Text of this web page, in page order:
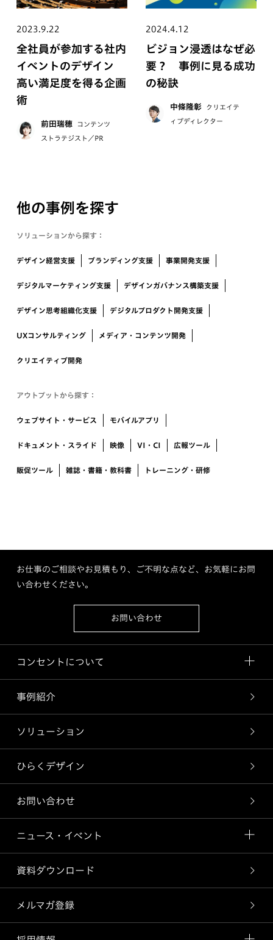
2023.9.22
全社員が参加する社内
イベントのデザイン
高い満足度を得る企画
術
前田瑞穂 コンテンツ
ストラテジスト／PR
2024.4.12
ビジョン浸透はなぜ必
要？ 事例に見る成功
の秘訣
中條隆彰 クリエイテ
ィブディレクター
他の事例を探す
ソリューションから探す：
デザイン経営支援 ブランディング支援 事業開発支援
デジタルマーケティング支援 デザインガバナンス構築支援
デザイン思考組織化支援 デジタルプロダクト開発支援
UXコンサルティング メディア・コンテンツ開発
クリエイティブ開発
アウトプットから探す：
ウェブサイト・サービス モバイルアプリ
ドキュメント・スライド 映像 VI・CI 広報ツール
販促ツール 雑誌・書籍・教科書 トレーニング・研修
お仕事のご相談やお見積もり、ご不明な点など、お気軽にお問
い合わせください。
お問い合わせ
コンセントについて
事例紹介
ソリューション
ひらくデザイン
お問い合わせ
ニュース・イベント
資料ダウンロード
メルマガ登録